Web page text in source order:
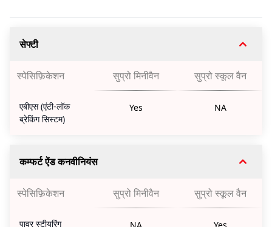
सेफ्टी
स्पेसिफ़िकेशन सुप्रो मिनीवैन सुप्रो स्कूल वैन
एबीएस (एंटी-लॉक
ब्रेकिंग सिस्टम)
Yes NA
कम्फर्ट ऐंड कनवीनियंस
स्पेसिफ़िकेशन सुप्रो मिनीवैन सुप्रो स्कूल वैन
पावर स्टीयरिंग